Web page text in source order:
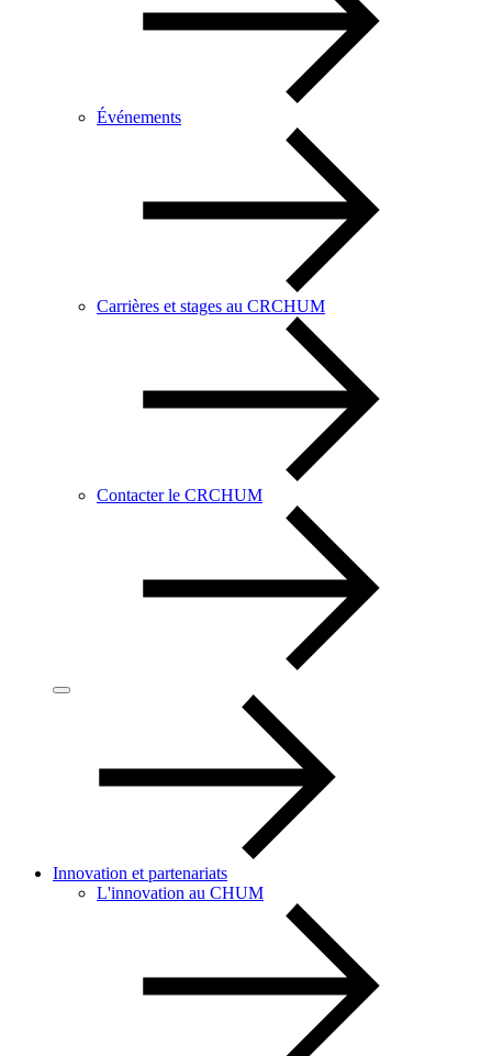
Événements
Carrières et stages au CRCHUM
Contacter le CRCHUM
Innovation et partenariats
L'innovation au CHUM